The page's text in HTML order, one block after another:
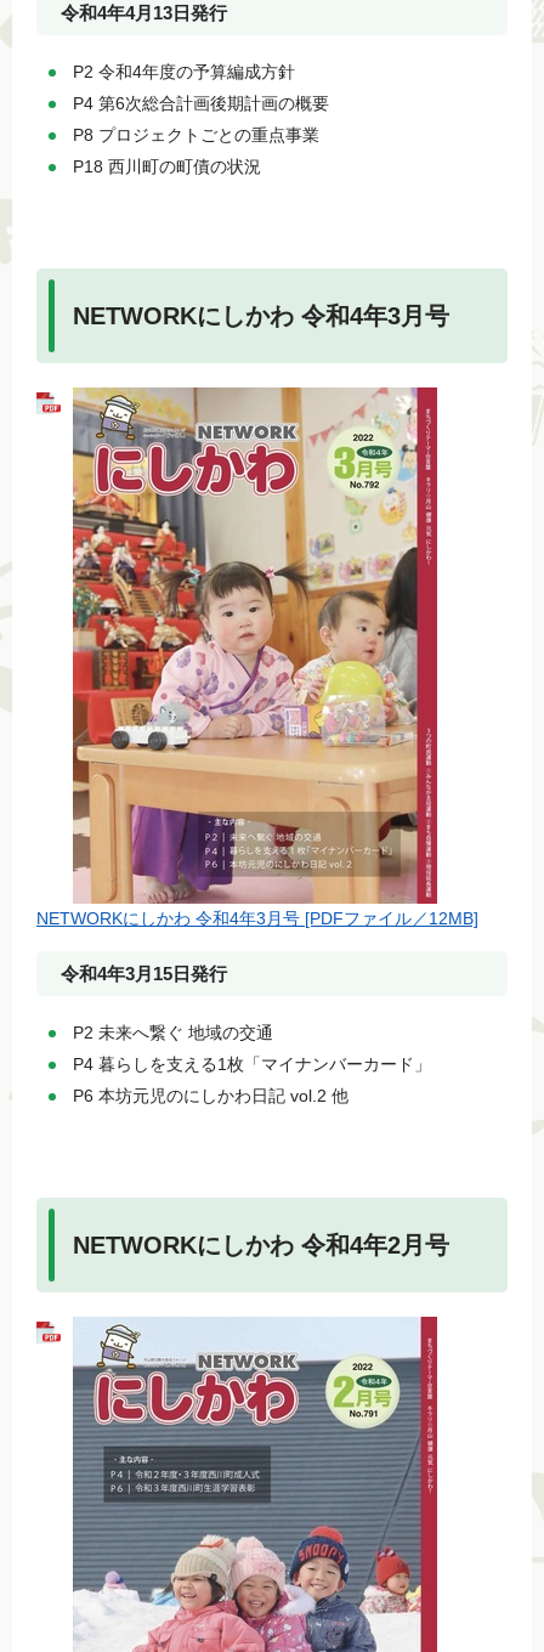
令和4年4月13日発行
P2 令和4年度の予算編成方針
P4 第6次総合計画後期計画の概要
P8 プロジェクトごとの重点事業
P18 西川町の町債の状況
NETWORKにしかわ 令和4年3月号
NETWORKにしかわ 令和4年3月号 [PDFファイル／12MB]
令和4年3月15日発行
P2 未来へ繋ぐ 地域の交通
P4 暮らしを支える1枚「マイナンバーカード」
P6 本坊元児のにしかわ日記 vol.2 他
NETWORKにしかわ 令和4年2月号